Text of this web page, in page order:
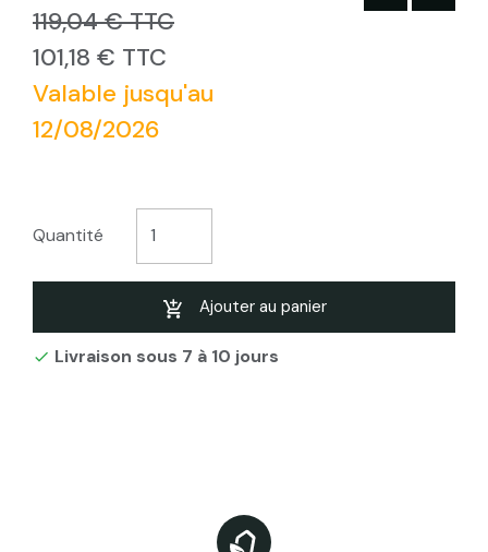
119,04 € TTC
101,18 € TTC
Valable jusqu'au
12/08/2026
Quantité
Ajouter au panier
 Livraison sous 7 à 10 jours